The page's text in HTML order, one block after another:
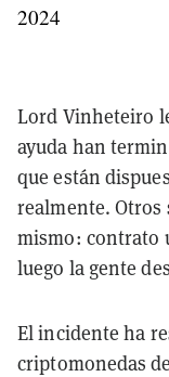
2024
Lord Vinheteiro
ayuda han
que están
realmente. Otros
mismo: contrato
luego la gente
El incidente ha
criptomonedas